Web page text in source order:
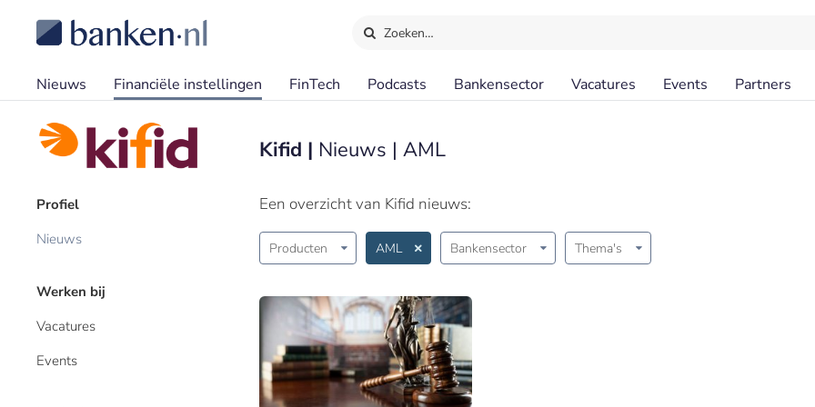
Zoeken…
Nieuws Financiële instellingen FinTech Podcasts Bankensector Vacatures Events Partners
Profiel
Nieuws
Werken bij
Vacatures
Events
Kifid | Nieuws | AML
Een overzicht van Kifid nieuws:
Producten AML Bankensector Thema's